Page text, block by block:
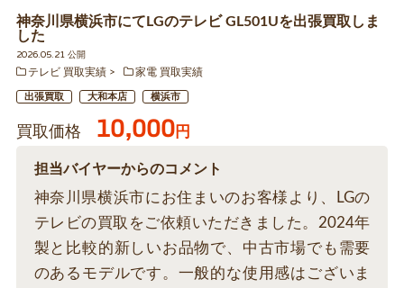
神奈川県横浜市にてLGのテレビ GL501Uを出張買取しま
した
2026.05.21 公開
テレビ 買取実績
家電 買取実績
出張買取 大和本店 横浜市
買取価格 10,000円
担当バイヤーからのコメント
神奈川県横浜市にお住まいのお客様より、LGの
テレビの買取をご依頼いただきました。2024年
製と比較的新しいお品物で、中古市場でも需要
のあるモデルです。一般的な使用感はございま